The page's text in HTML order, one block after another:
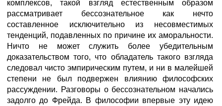
комплексов, такой взгляд естественным образом
рассматривает бессознательное как нечто
составленное исключительно из несовместимых
тенденций, подавленных по причине их аморальности.
Ничто не может служить более убедительным
доказательством того, что обладатель такого взгляда
следовал чисто эмпирическим путем, и ни в малейшей
степени не был подвержен влиянию философских
рассуждении. Разговоры о бессознательном начались
задолго до Фрейда. В философии впервые эту идею